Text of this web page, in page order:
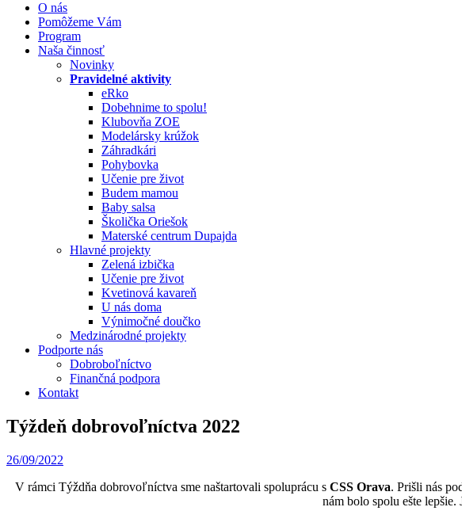
O nás
Pomôžeme Vám
Program
Naša činnosť
Novinky
Pravidelné aktivity
eRko
Dobehnime to spolu!
Klubovňa ZOE
Modelársky krúžok
Záhradkári
Pohybovka
Učenie pre život
Budem mamou
Baby salsa
Školička Oriešok
Materské centrum Dupajda
Hlavné projekty
Zelená izbička
Učenie pre život
Kvetinová kavareň
U nás doma
Výnimočné doučko
Medzinárodné projekty
Podporte nás
Dobroboľníctvo
Finančná podpora
Kontakt
Týždeň dobrovoľníctva 2022
26/09/2022
V rámci Týždňa dobrovoľníctva sme naštartovali spoluprácu s CSS Orava. Prišli nás
nám bolo spolu ešte